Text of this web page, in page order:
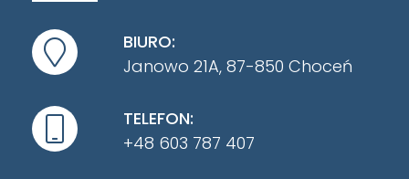
BIURO:
Janowo 21A, 87-850 Choceń
TELEFON:
+48 603 787 407